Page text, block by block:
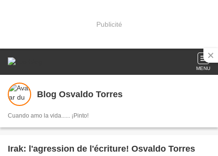
Publicité
MENU
Blog Osvaldo Torres
Cuando amo la vida...... ¡Pinto!
Irak: l'agression de l'écriture! Osvaldo Torres